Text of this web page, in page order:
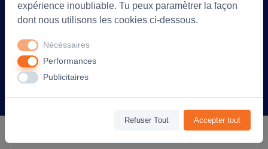
Accueil Coopérarock Produit
175g col rond - Femme - Naturel
expérience inoubliable. Tu peux paramètrer la façon
dont nous utilisons les cookies ci-dessous.
Nécéssaires
Performances
Publicitaires
Refuser Tout Accepter tout